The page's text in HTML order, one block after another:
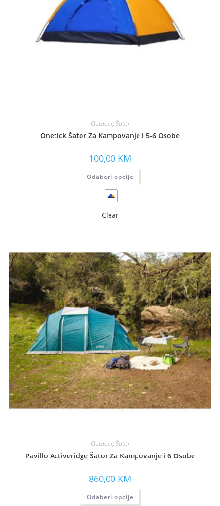
Outdoor, Šator
Onetick Šator Za Kampovanje i 5-6 Osobe
100,00 KM
Odaberi opcije
Clear
Outdoor, Šator
Pavillo Activeridge Šator Za Kampovanje i 6 Osobe
860,00 KM
Odaberi opcije